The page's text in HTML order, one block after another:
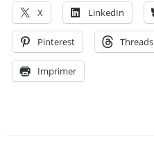
X LinkedIn
Pinterest Threads
Imprimer